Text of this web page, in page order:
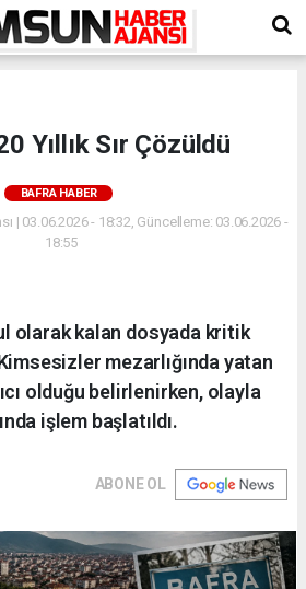
Yıllık Sır Çözüldü
BAFRA HABER
| 03.06.2026 - 18:32, Güncelleme: 03.06.2026 -
18:55
olarak kalan dosyada kritik
mezarlığında yatan
olduğu belirlenirken, olayla
işlem başlatıldı.
ABONE OL